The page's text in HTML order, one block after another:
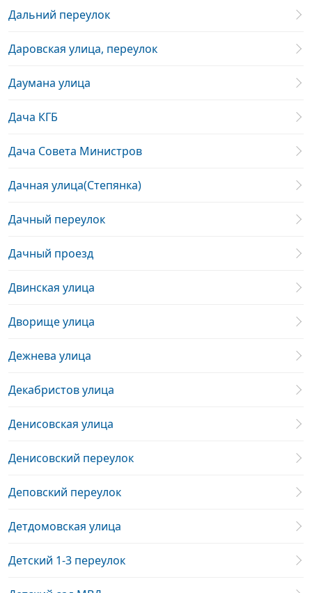
Дальний переулок
Даровская улица, переулок
Даумана улица
Дача КГБ
Дача Совета Министров
Дачная улица(Степянка)
Дачный переулок
Дачный проезд
Двинская улица
Дворище улица
Дежнева улица
Декабристов улица
Денисовская улица
Денисовский переулок
Деповский переулок
Детдомовская улица
Детский 1-3 переулок